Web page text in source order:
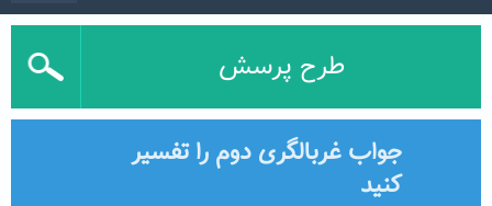
طرح پرسش
جواب غربالگری دوم را تفسیر
کنید